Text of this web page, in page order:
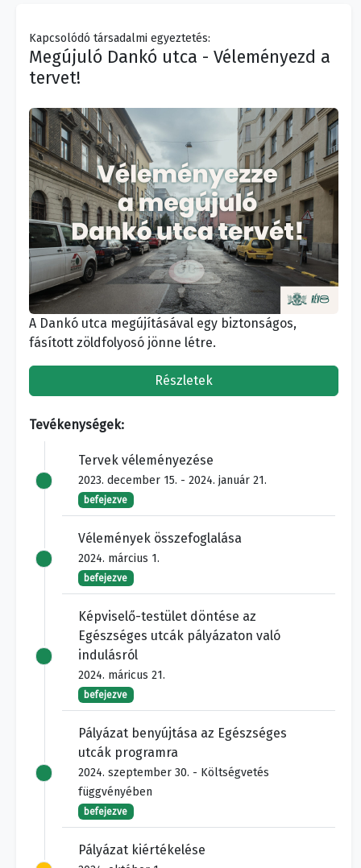
Kapcsolódó társadalmi egyeztetés:
Megújuló Dankó utca - Véleményezd a
tervet!
A Dankó utca megújításával egy biztonságos,
fásított zöldfolyosó jönne létre.
Részletek
Tevékenységek:
Tervek véleményezése
2023. december 15. - 2024. január 21.
befejezve
Vélemények összefoglalása
2024. március 1.
befejezve
Képviselő-testület döntése az
Egészséges utcák pályázaton való
indulásról
2024. máricus 21.
befejezve
Pályázat benyújtása az Egészséges
utcák programra
2024. szeptember 30. - Költségvetés
függvényében
befejezve
Pályázat kiértékelése